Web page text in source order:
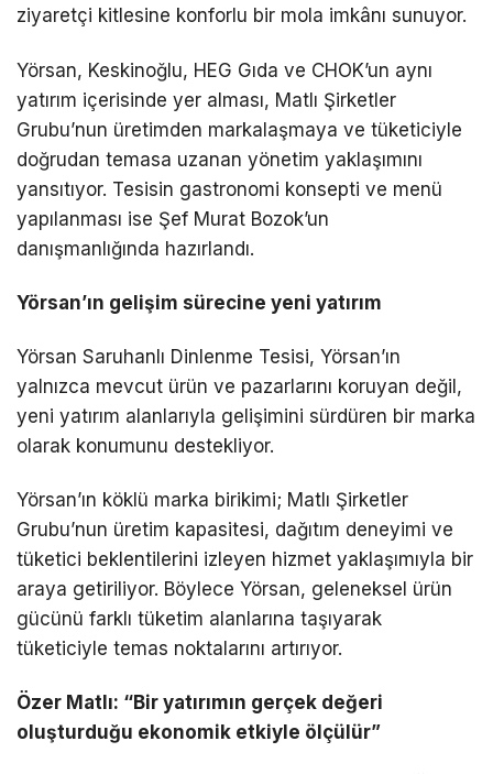
ziyaretçi kitlesine konforlu bir mola imkânı sunuyor.
Yörsan, Keskinoğlu, HEG Gıda ve CHOK’un aynı
yatırım içerisinde yer alması, Matlı Şirketler
Grubu’nun üretimden markalaşmaya ve tüketiciyle
doğrudan temasa uzanan yönetim yaklaşımını
yansıtıyor. Tesisin gastronomi konsepti ve menü
yapılanması ise Şef Murat Bozok’un
danışmanlığında hazırlandı.
Yörsan’ın gelişim sürecine yeni yatırım
Yörsan Saruhanlı Dinlenme Tesisi, Yörsan’ın
yalnızca mevcut ürün ve pazarlarını koruyan değil,
yeni yatırım alanlarıyla gelişimini sürdüren bir marka
olarak konumunu destekliyor.
Yörsan’ın köklü marka birikimi; Matlı Şirketler
Grubu’nun üretim kapasitesi, dağıtım deneyimi ve
tüketici beklentilerini izleyen hizmet yaklaşımıyla bir
araya getiriliyor. Böylece Yörsan, geleneksel ürün
gücünü farklı tüketim alanlarına taşıyarak
tüketiciyle temas noktalarını artırıyor.
Özer Matlı: “Bir yatırımın gerçek değeri
oluşturduğu ekonomik etkiyle ölçülür”